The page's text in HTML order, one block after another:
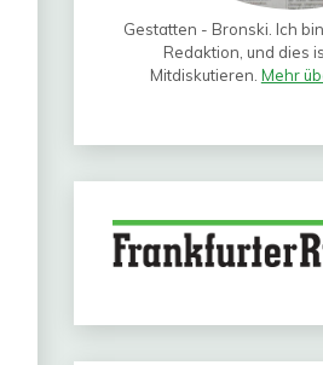
Gestatten - Bronski. Ich
Redaktion, und dies
Mitdiskutieren. Mehr